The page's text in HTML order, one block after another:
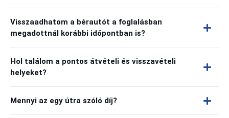
Visszaadhatom a bérautót a foglalásban
megadottnál korábbi időpontban is?
Hol találom a pontos átvételi és visszavételi
helyeket?
Mennyi az egy útra szóló díj?